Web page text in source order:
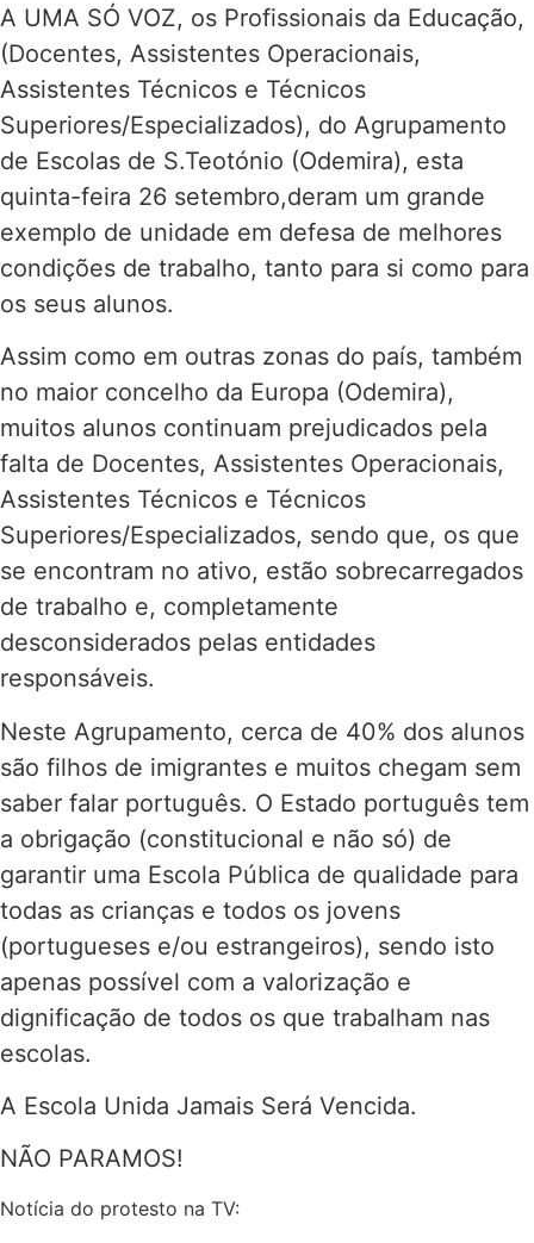
A UMA SÓ VOZ, os Profissionais da Educação,
(Docentes, Assistentes Operacionais,
Assistentes Técnicos e Técnicos
Superiores/Especializados), do Agrupamento
de Escolas de S.Teotónio (Odemira), esta
quinta-feira 26 setembro,deram um grande
exemplo de unidade em defesa de melhores
condições de trabalho, tanto para si como para
os seus alunos.
Assim como em outras zonas do país, também
no maior concelho da Europa (Odemira),
muitos alunos continuam prejudicados pela
falta de Docentes, Assistentes Operacionais,
Assistentes Técnicos e Técnicos
Superiores/Especializados, sendo que, os que
se encontram no ativo, estão sobrecarregados
de trabalho e, completamente
desconsiderados pelas entidades
responsáveis.
Neste Agrupamento, cerca de 40% dos alunos
são filhos de imigrantes e muitos chegam sem
saber falar português. O Estado português tem
a obrigação (constitucional e não só) de
garantir uma Escola Pública de qualidade para
todas as crianças e todos os jovens
(portugueses e/ou estrangeiros), sendo isto
apenas possível com a valorização e
dignificação de todos os que trabalham nas
escolas.
A Escola Unida Jamais Será Vencida.
NÃO PARAMOS!
Notícia do protesto na TV: